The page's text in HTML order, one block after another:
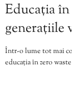
Educația
generațiile
Într-o lume tot mai
educația în zero